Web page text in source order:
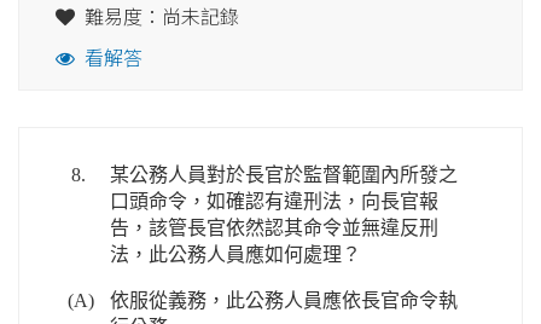
難易度：尚未記錄
看解答
8.
某公務人員對於長官於監督範圍內所發之
口頭命令，如確認有違刑法，向長官報
告，該管長官依然認其命令並無違反刑
法，此公務人員應如何處理？
(A)
依服從義務，此公務人員應依長官命令執